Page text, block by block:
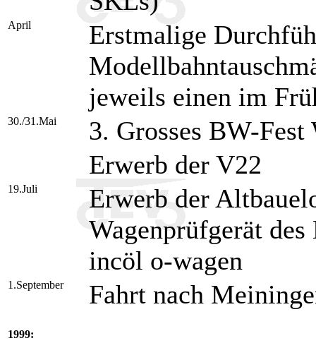
April
Erstmalige
jeweils einen im
30./31.Mai
3. Grosses BW-Fest
Erwerb der V22
19.Juli
Erwerb der
Wagenprüfgerät
incöl o-wagen
1.September Fahrt nach
1999: